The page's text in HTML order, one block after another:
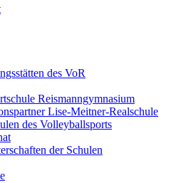
des VoR
Reismanngymnasium
Lise-Meitner-Realschule
des Volleyballsports
der Schulen